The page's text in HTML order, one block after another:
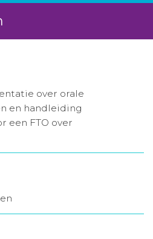
leeromgeving
over orale
en handleiding
een FTO over